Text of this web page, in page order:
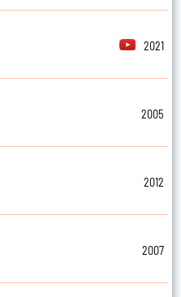
2021
2005
2012
2007